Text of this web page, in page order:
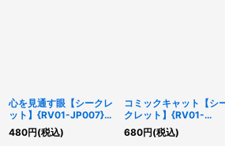
心を見通す眼【シークレ
ット】{RV01-JP007}
《罠》
480円(税込)
コミックキャット【シ
クレット】{RV01-
JP002}《モンスター》
680円(税込)